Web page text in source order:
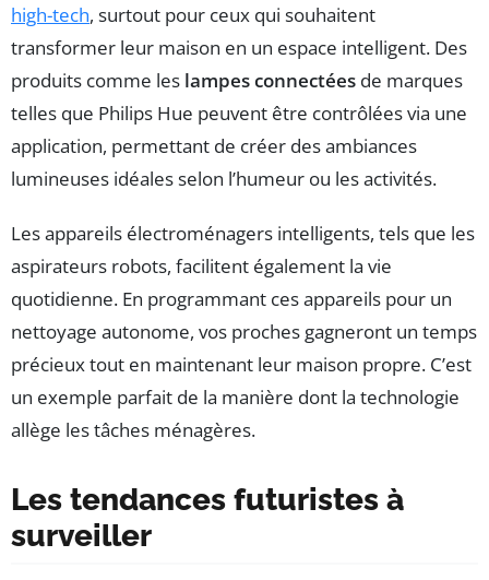
high-tech, surtout pour ceux qui souhaitent
transformer leur maison en un espace intelligent. Des
produits comme les lampes connectées de marques
telles que Philips Hue peuvent être contrôlées via une
application, permettant de créer des ambiances
lumineuses idéales selon l’humeur ou les activités.
Les appareils électroménagers intelligents, tels que les
aspirateurs robots, facilitent également la vie
quotidienne. En programmant ces appareils pour un
nettoyage autonome, vos proches gagneront un temps
précieux tout en maintenant leur maison propre. C’est
un exemple parfait de la manière dont la technologie
allège les tâches ménagères.
Les tendances futuristes à
surveiller